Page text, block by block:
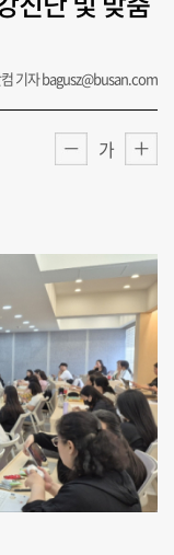
기자 bagusz@busan.com
가